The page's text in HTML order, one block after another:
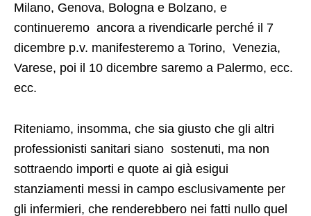
Milano, Genova, Bologna e Bolzano, e
continueremo ancora a rivendicarle perché il 7
dicembre p.v. manifesteremo a Torino, Venezia,
Varese, poi il 10 dicembre saremo a Palermo, ecc.
ecc.
Riteniamo, insomma, che sia giusto che gli altri
professionisti sanitari siano sostenuti, ma non
sottraendo importi e quote ai già esigui
stanziamenti messi in campo esclusivamente per
gli infermieri, che renderebbero nei fatti nullo quel